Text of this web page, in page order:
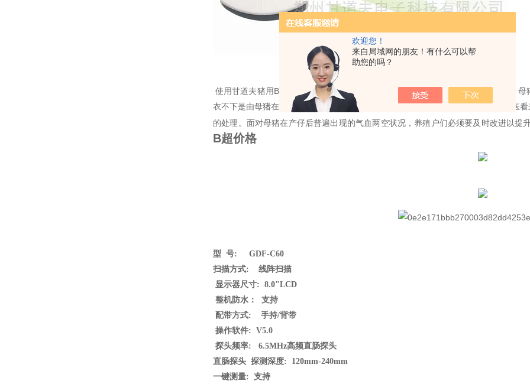
欢迎您！
来自局域网的朋友！有什么可以帮
助您的吗？
使用甘道夫猪用B超兽用B超可以在母猪产后进行超声检测观察母猪是否下完小猪，
衣不下是由母猪在受孕过程中，所吃食物的营养成分不足、体质不强所致。在中兽医
的处理。面对母猪在产仔后普遍出现的气血两空状况，养殖户们必须要及时改进以提
B超价格
型 号: GDF-C60
扫描方式: 线阵扫描
显示器尺寸: 8.0"LCD
整机防水：
支持
配带方式: 手持/背带
操作软件: V5.0
探头频率: 6.5MHz高频直肠探头
直肠探头 探测深度: 120mm-240mm
一键测量: 支持